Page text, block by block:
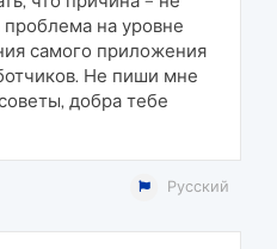
проблема на уровне
самого приложения
Не пиши мне
добра тебе
Русский